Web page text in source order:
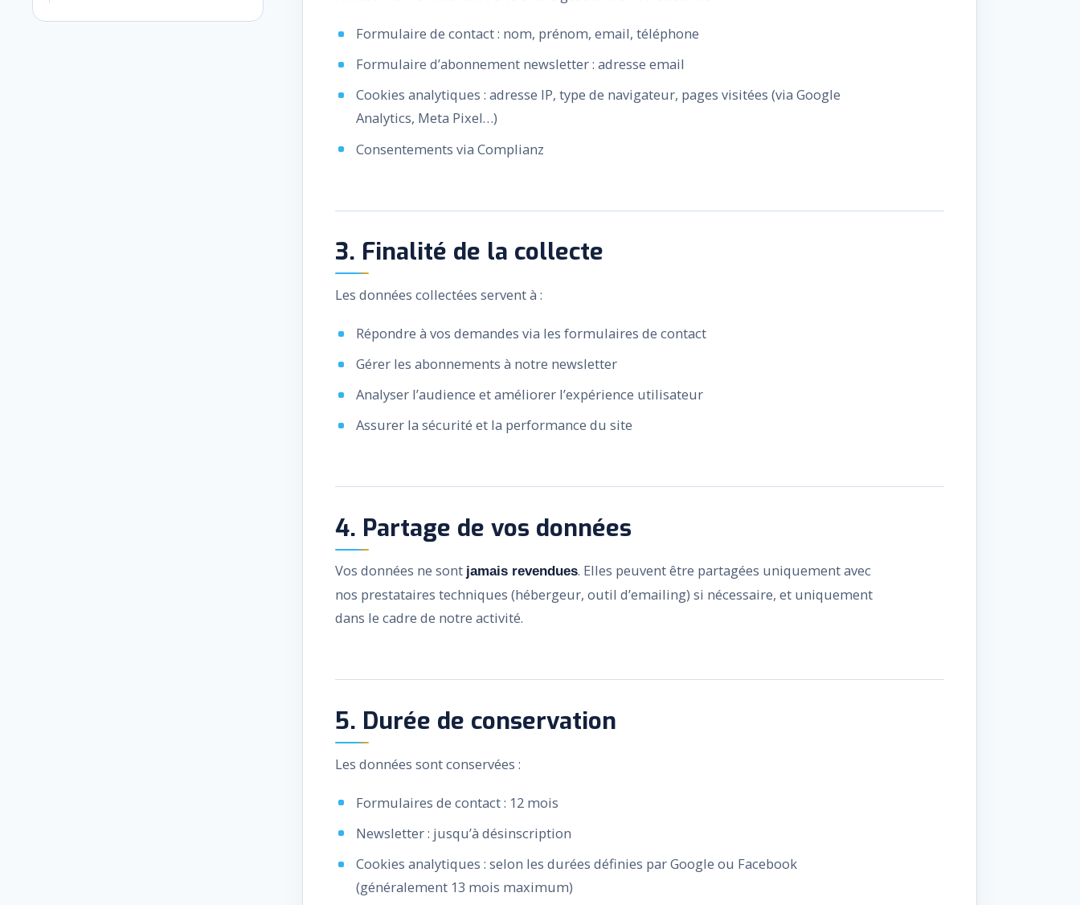
Formulaire de contact : nom, prénom, email, téléphone
Formulaire d’abonnement newsletter : adresse email
Cookies analytiques : adresse IP, type de navigateur, pages visitées (via Google
Analytics, Meta Pixel…)
Consentements via Complianz
3. Finalité de la collecte
Les données collectées servent à :
Répondre à vos demandes via les formulaires de contact
Gérer les abonnements à notre newsletter
Analyser l’audience et améliorer l’expérience utilisateur
Assurer la sécurité et la performance du site
4. Partage de vos données
Vos données ne sont jamais revendues. Elles peuvent être partagées uniquement avec
nos prestataires techniques (hébergeur, outil d’emailing) si nécessaire, et uniquement
dans le cadre de notre activité.
5. Durée de conservation
Les données sont conservées :
Formulaires de contact : 12 mois
Newsletter : jusqu’à désinscription
Cookies analytiques : selon les durées définies par Google ou Facebook
(généralement 13 mois maximum)